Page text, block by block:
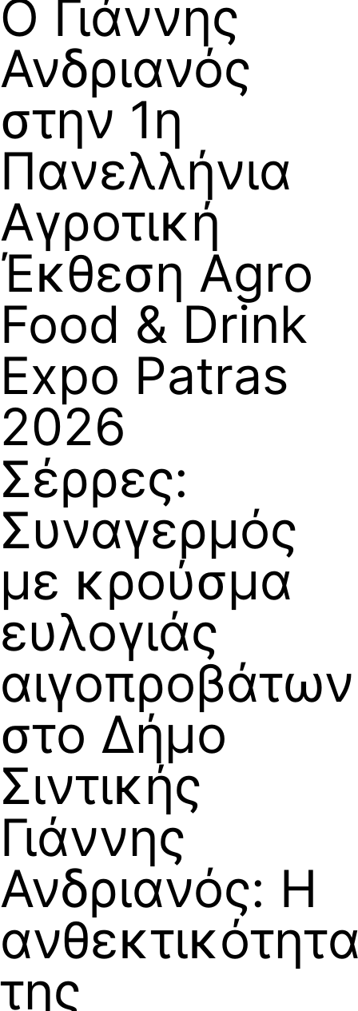
Ο Γιάννης
Ανδριανός
στην 1η
Πανελλήνια
Αγροτική
Έκθεση Agro
Food & Drink
Expo Patras
2026
Σέρρες:
Συναγερμός
με κρούσμα
ευλογιάς
αιγοπροβάτων
στο Δήμο
Σιντικής
Γιάννης
Ανδριανός: Η
της